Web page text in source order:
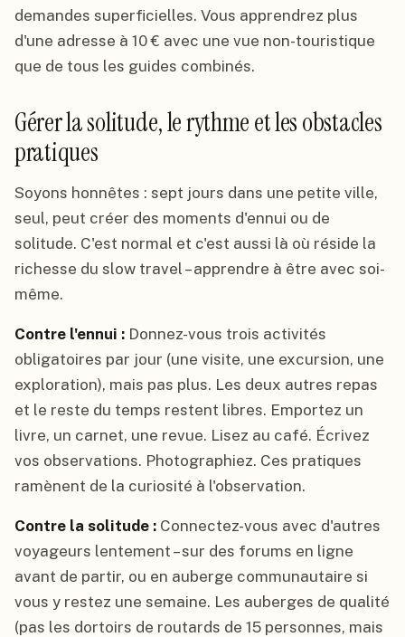
demandes superficielles. Vous apprendrez plus
d'une adresse à 10 € avec une vue non-touristique
que de tous les guides combinés.
Gérer la solitude, le rythme et les obstacles
pratiques
Soyons honnêtes : sept jours dans une petite ville,
seul, peut créer des moments d'ennui ou de
solitude. C'est normal et c'est aussi là où réside la
richesse du slow travel – apprendre à être avec soi-
même.
Contre l'ennui : Donnez-vous trois activités
obligatoires par jour (une visite, une excursion, une
exploration), mais pas plus. Les deux autres repas
et le reste du temps restent libres. Emportez un
livre, un carnet, une revue. Lisez au café. Écrivez
vos observations. Photographiez. Ces pratiques
ramènent de la curiosité à l'observation.
Contre la solitude : Connectez-vous avec d'autres
voyageurs lentement – sur des forums en ligne
avant de partir, ou en auberge communautaire si
vous y restez une semaine. Les auberges de qualité
(pas les dortoirs de routards de 15 personnes, mais